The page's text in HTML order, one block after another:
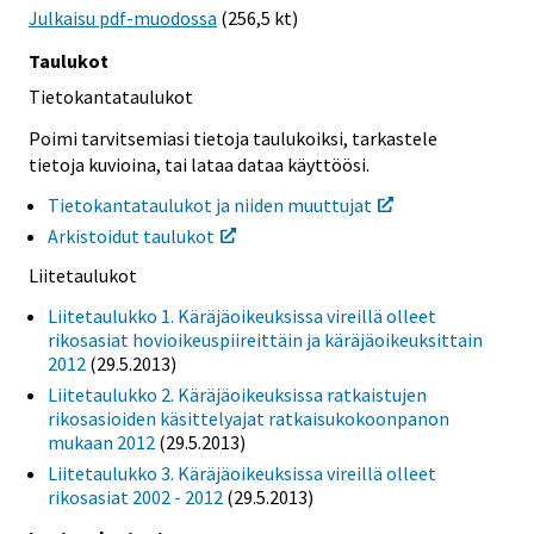
Julkaisu pdf-muodossa (256,5 kt)
Taulukot
Tietokantataulukot
Poimi tarvitsemiasi tietoja taulukoiksi, tarkastele
tietoja kuvioina, tai lataa dataa käyttöösi.
Tietokantataulukot ja niiden muuttujat
Arkistoidut taulukot
Liitetaulukot
Liitetaulukko 1. Käräjäoikeuksissa vireillä olleet
rikosasiat hovioikeuspiireittäin ja käräjäoikeuksittain
2012 (29.5.2013)
Liitetaulukko 2. Käräjäoikeuksissa ratkaistujen
rikosasioiden käsittelyajat ratkaisukokoonpanon
mukaan 2012 (29.5.2013)
Liitetaulukko 3. Käräjäoikeuksissa vireillä olleet
rikosasiat 2002 - 2012 (29.5.2013)